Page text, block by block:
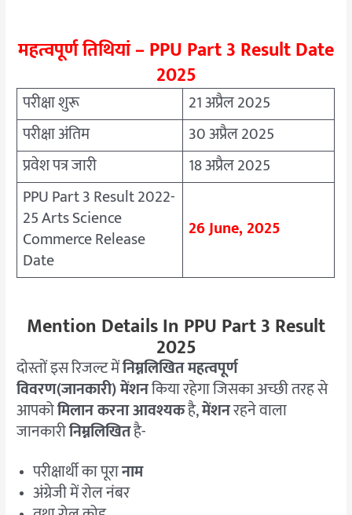
महत्वपूर्ण तिथियां – PPU Part 3 Result Date
2025
परीक्षा शुरू
21 अप्रैल 2025
परीक्षा अंतिम
30 अप्रैल 2025
प्रवेश पत्र जारी
18 अप्रैल 2025
PPU Part 3 Result 2022-
25 Arts Science
Commerce Release
Date
26 June, 2025
Mention Details In PPU Part 3 Result
2025
दोस्तों इस रिजल्ट मेंनिम्नलिखित महत्वपूर्ण
विवरण(जानकारी) मेंशनकिया रहेगा जिसका अच्छी तरह से
आपकोमिलान करना आवश्यकहै,मेंशनरहने वाला
जानकारीनिम्नलिखितहै-
परीक्षार्थी का पूरानाम
अंग्रेजी में रोल नंबर